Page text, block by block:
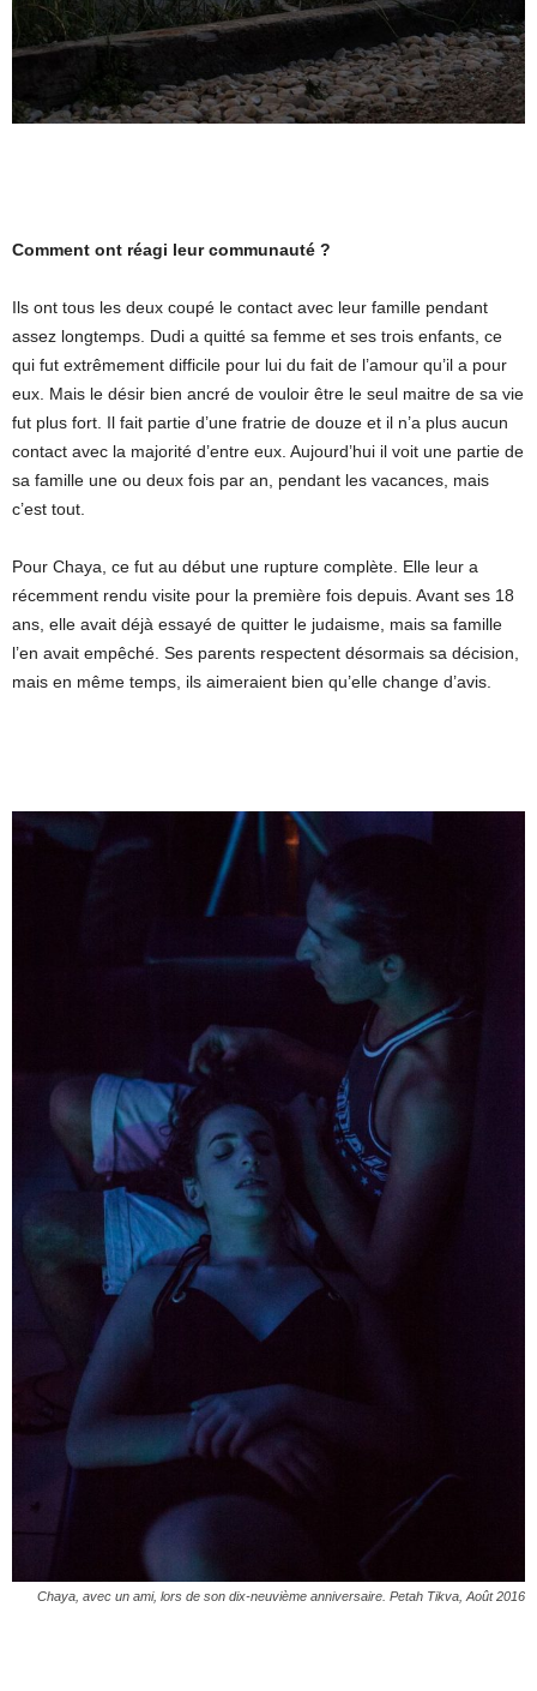
Comment ont réagi leur communauté ?
Ils ont tous les deux coupé le contact avec leur famille pendant
assez longtemps. Dudi a quitté sa femme et ses trois enfants, ce
qui fut extrêmement difficile pour lui du fait de l’amour qu’il a pour
eux. Mais le désir bien ancré de vouloir être le seul maitre de sa vie
fut plus fort. Il fait partie d’une fratrie de douze et il n’a plus aucun
contact avec la majorité d’entre eux. Aujourd’hui il voit une partie de
sa famille une ou deux fois par an, pendant les vacances, mais
c’est tout.
Pour Chaya, ce fut au début une rupture complète. Elle leur a
récemment rendu visite pour la première fois depuis. Avant ses 18
ans, elle avait déjà essayé de quitter le judaisme, mais sa famille
l’en avait empêché. Ses parents respectent désormais sa décision,
mais en même temps, ils aimeraient bien qu’elle change d’avis.
Chaya, avec un ami, lors de son dix-neuvième anniversaire. Petah Tikva, Août 2016